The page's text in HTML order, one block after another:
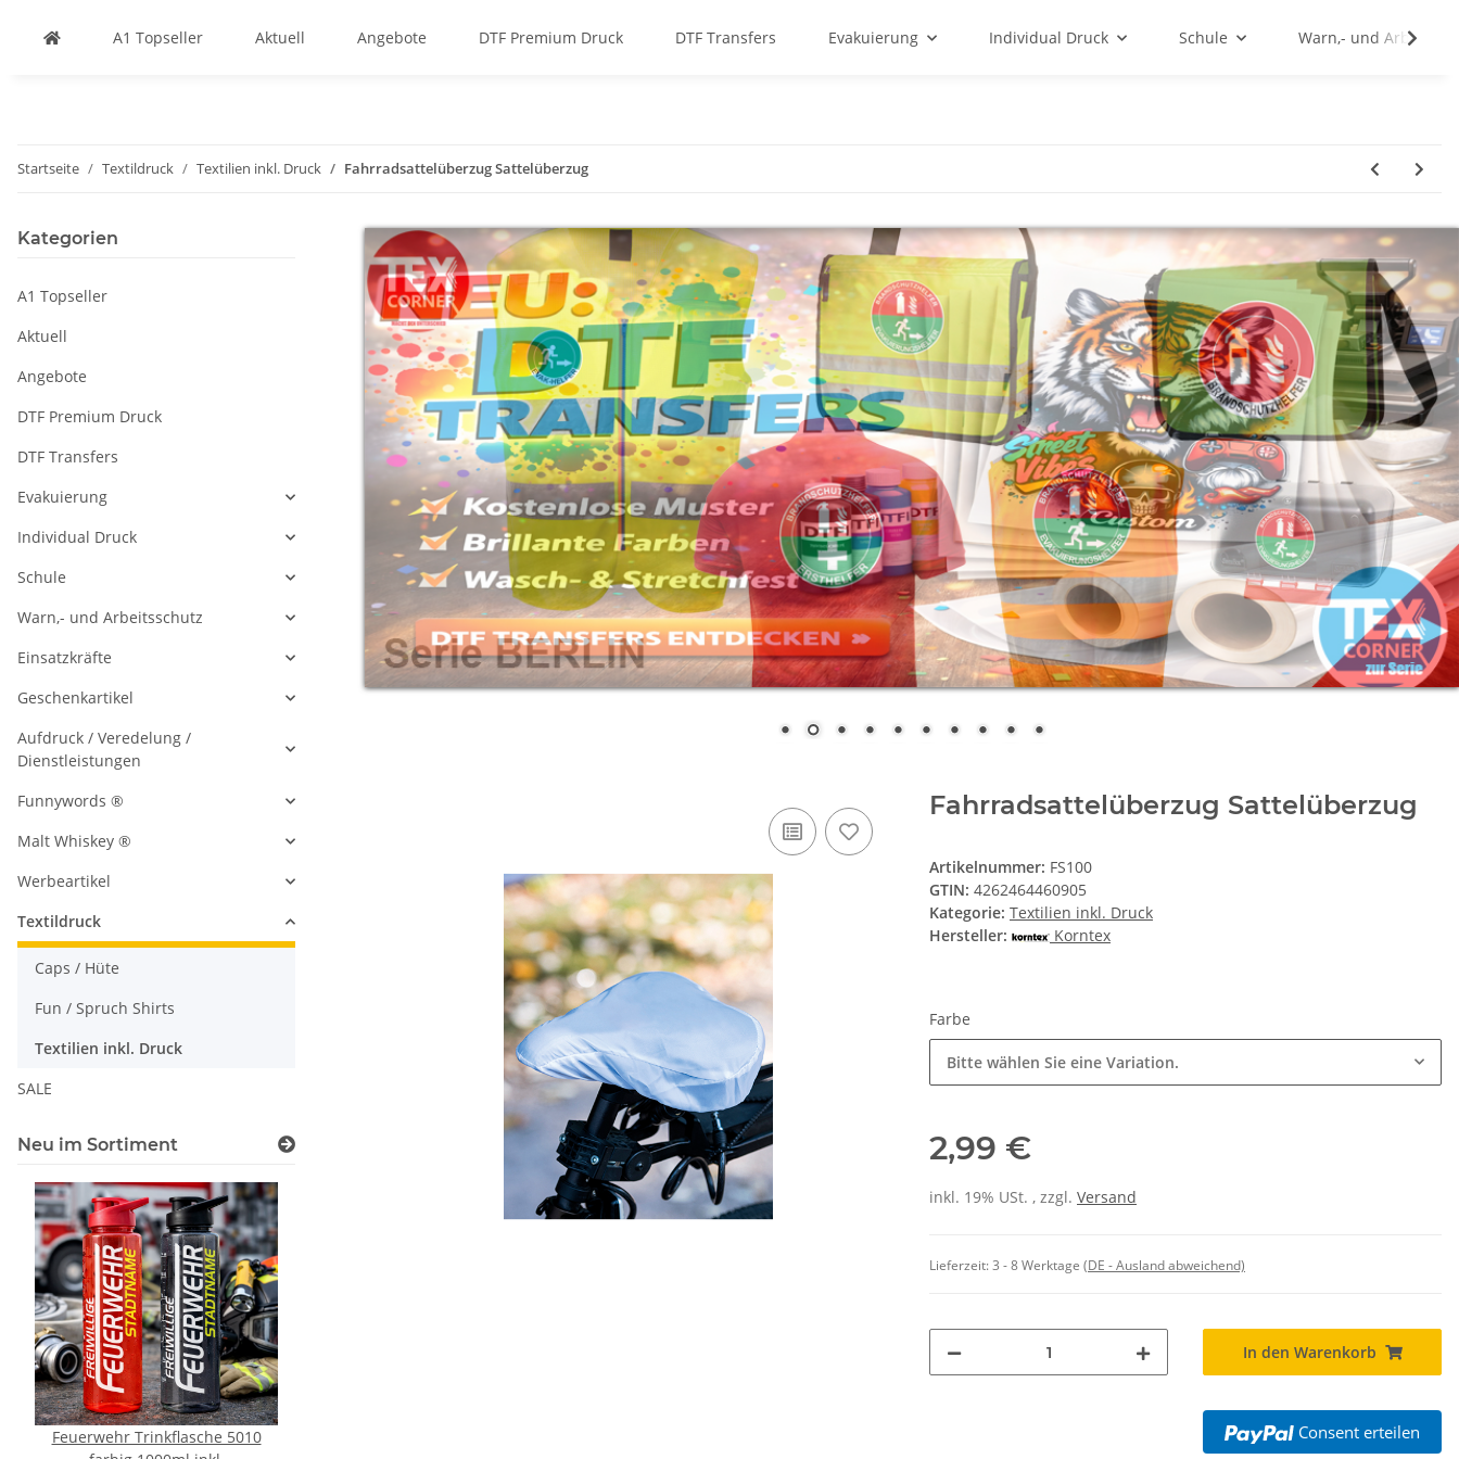
A1 Topseller Aktuell Angebote DTF Premium Druck DTF Transfers Evakuierung Individual Druck Schule Warn,- und
Startseite Textildruck Textilien inkl. Druck Fahrradsattelüberzug Sattelüberzug
Fahrradsattelüberzug Sattelüberzug
Artikelnummer: FS100
GTIN: 4262464460905
Kategorie: Textilien inkl. Druck
Hersteller:
Korntex
Farbe
Bitte wählen Sie eine Variation.
2,99 €
inkl. 19% USt. , zzgl. Versand
Lieferzeit:3 - 8 Werktage (DE - Ausland abweichend)
In den Warenkorb
Consent erteilen
Kategorien
A1 Topseller
Aktuell
Angebote
DTF Premium Druck
DTF Transfers
Evakuierung
Individual Druck
Schule
Warn,- und Arbeitsschutz
Einsatzkräfte
Geschenkartikel
Aufdruck / Veredelung /
Dienstleistungen
Funnywords ®
Malt Whiskey ®
Werbeartikel
Textildruck
Caps / Hüte
Fun / Spruch Shirts
Textilien inkl. Druck
SALE
Neu im Sortiment
Feuerwehr Trinkflasche 5010
10x T-Shirt Herren weiß,